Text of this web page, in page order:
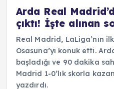
Arda Real
çıktı! İşte alınan
Real Madrid, LaLiga’nın
Osasuna’yı konuk etti.
başladığı ve 90 dakika
Madrid 1-0’lık skorla
yazdırdı.